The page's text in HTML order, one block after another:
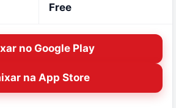
Free
no Google Play
na App Store